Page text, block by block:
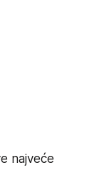
najveće